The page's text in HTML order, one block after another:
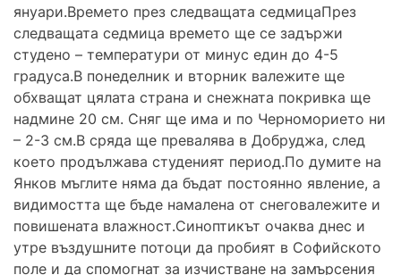
януари.Времето през следващата седмицаПрез
следващата седмица времето ще се задържи
студено – температури от минус един до 4-5
градуса.В понеделник и вторник валежите ще
обхващат цялата страна и снежната покривка ще
надмине 20 см. Сняг ще има и по Черноморието ни
– 2-3 см.В сряда ще превалява в Добруджа, след
което продължава студеният период.По думите на
Янков мъглите няма да бъдат постоянно явление, а
видимостта ще бъде намалена от снеговалежите и
повишената влажност.Синоптикът очаква днес и
утре въздушните потоци да пробият в Софийското
поле и да спомогнат за изчистване на замърсения